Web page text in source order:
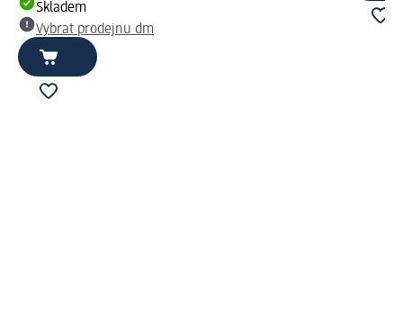
Skladem
Vybrat prodejnu dm